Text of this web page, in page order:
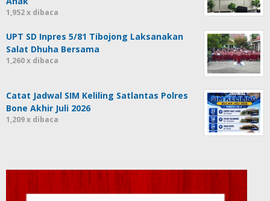
1,952 x dibaca
UPT SD Inpres 5/81 Tibojong Laksanakan
Salat Dhuha Bersama
1,260 x dibaca
Catat Jadwal SIM Keliling Satlantas Polres
Bone Akhir Juli 2026
1,209 x dibaca